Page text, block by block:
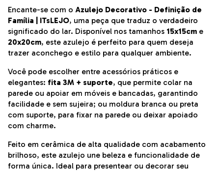
Encante-se com o Azulejo Decorativo - Definição de
Família | ITsLEJO, uma peça que traduz o verdadeiro
significado do lar. Disponível nos tamanhos 15x15cm e
20x20cm, este azulejo é perfeito para quem deseja
trazer aconchego e estilo para qualquer ambiente.
Você pode escolher entre acessórios práticos e
elegantes: fita 3M + suporte, que permite colar na
parede ou apoiar em móveis e bancadas, garantindo
facilidade e sem sujeira; ou moldura branca ou preta
com suporte, para fixar na parede ou deixar apoiado
com charme.
Feito em cerâmica de alta qualidade com acabamento
brilhoso, este azulejo une beleza e funcionalidade de
forma única. Ideal para presentear ou decorar seu